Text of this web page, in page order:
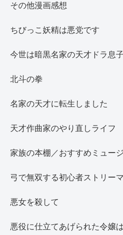
その他漫画感想
ちびっこ妖精は悪党です
今世は暗黒名家の天才ドラ息子
北斗の拳
名家の天才に転生しました
天才作曲家のやり直しライフ
家族の本棚／おすすめミュー
弓で無双する初心者ストリー
悪女を殺して
悪役に仕立てあげられた令嬢